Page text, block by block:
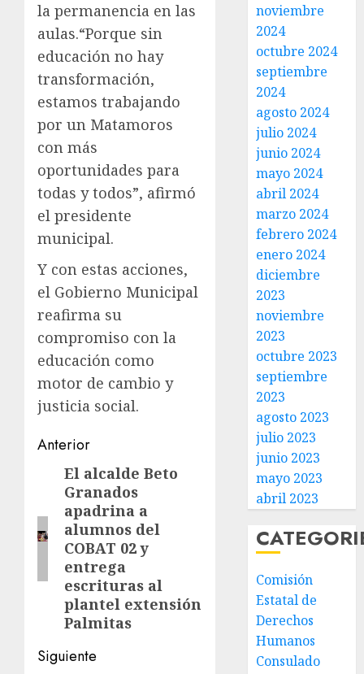
la permanencia en las
aulas.“Porque sin
educación no hay
transformación,
estamos trabajando
por un Matamoros
con más
oportunidades para
todas y todos”, afirmó
el presidente
municipal.
Y con estas acciones,
el Gobierno Municipal
reafirma su
compromiso con la
educación como
motor de cambio y
justicia social.
Post
navigation
Anterior
Entrada
anterior:
El alcalde Beto
Granados
apadrina a
alumnos del
COBAT 02 y
entrega
escrituras al
plantel extensión
Palmitas
Siguiente
noviembre
2024
octubre 2024
septiembre
2024
agosto 2024
julio 2024
junio 2024
mayo 2024
abril 2024
marzo 2024
febrero 2024
enero 2024
diciembre
2023
noviembre
2023
octubre 2023
septiembre
2023
agosto 2023
julio 2023
junio 2023
mayo 2023
abril 2023
Comisión
Estatal de
Derechos
Humanos
Consulado